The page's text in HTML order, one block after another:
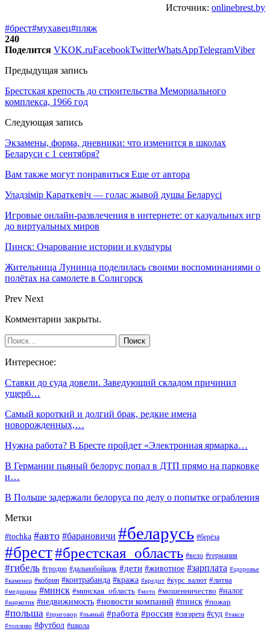
Источник: onlinebrest.by
#брест#мухавец#пляж
240
Поделится VKOK.ruFacebookTwitterWhatsAppTelegramViber
Предыдущая запись
Брестская крепость до строительства Мемориального
комплекса, 1966 год
Следующая запись
Экзамены, форма, дневники: что изменится в школах
Беларуси с 1 сентября?
Вам также могут понравиться Еще от автора
Уладзімір Караткевіч — голас жывой душы Беларусі
Игровые онлайн-развлечения в интернете: от казуальных игр
до виртуальных миров
Пинск: Очарование истории и культуры
Жительница Лунинца поделилась своими воспоминаниями о
полётах на самолете в Солигорск
Prev Next
Комментарии закрыты.
Интересное:
Ставки до суда довели. Заведующий складом причинил
ущерб…
Самый короткий и долгий брак, редкие имена
новорожденных,…
Нужна работа? В Бресте пройдет «Электронная ярмарка…
В Германии пьяный белорус попал в ДТП прямо на парковке
и…
В Польше задержали белоруса по делу о попытке ограбления
Метки
#tochka #авто #барановичи #беларусь #берёза
#брест#брестская_область #вело #германия
#гибель #гродно #дальнобойщик #дети #животное #зарплата #здоровье
#каменец #кобрин #контрабанда #кража #кредит #курс_валют #литва
#медицина #минск #минская_область #мото #мошенничество #налог
#наркотик #недвижимость #новости компаний #пинск #пожар
#польша #приговор #пьяный #работа #россия #сигарета #суд #такси
#топливо #футбол #школа